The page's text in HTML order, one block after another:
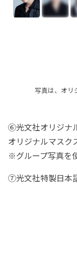
写真は、オ
⑥光文社オリジナ
オリジナルマスク
※グループ写真を
⑦光文社特製日本